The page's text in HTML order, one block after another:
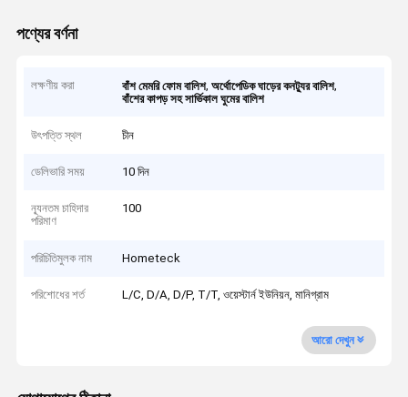
পণ্যের বর্ণনা
লক্ষণীয় করা বাঁশ মেমরি ফোম বালিশ,অর্থোপেডিক ঘাড়ের কনট্যুর বালিশ,
বাঁশের কাপড় সহ সার্ভিকাল ঘুমের বালিশ
উৎপত্তি স্থল চীন
ডেলিভারি সময় 10 দিন
ন্যূনতম চাহিদার
পরিমাণ
100
পরিচিতিমুলক নাম Hometeck
পরিশোধের শর্ত L/C, D/A, D/P, T/T, ওয়েস্টার্ন ইউনিয়ন, মানিগ্রাম
আরো দেখুন